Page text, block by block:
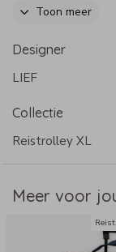
editor.
Specificaties
- Afmetingen: 65 x
- Uitschuifbare
- Extra
- Handzaam
- Waterafstotend
Toon meer
Designer
LIEF
Collectie
Reistrolley XL
Meer voor